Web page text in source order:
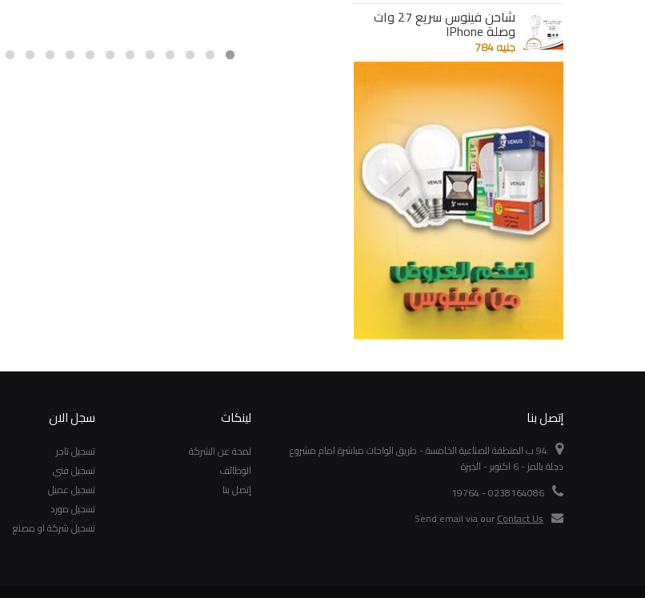
شاحن فينوس سريع 27 وات
وصلة IPhone
جنيه 784
إتصل بنا
94 ب المنطقة الصناعية الخامسة - طريق الواحات مباشرة امام مشروع
دجلة بالمز - 6 اكتوبر - الجيزة
0238164086 - 19764
Send email via ourContact Us
لينكات
لمحة عن الشركة
الوظائف
إتصل بنا
سجل الان
تسجيل تاجر
تسجيل فني
تسجيل عميل
تسجيل مورد
تسجيل شركة او مصنع